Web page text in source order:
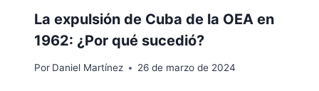
La expulsión de Cuba de la OEA en
1962: ¿Por qué sucedió?
Por Daniel Martínez 26 de marzo de 2024